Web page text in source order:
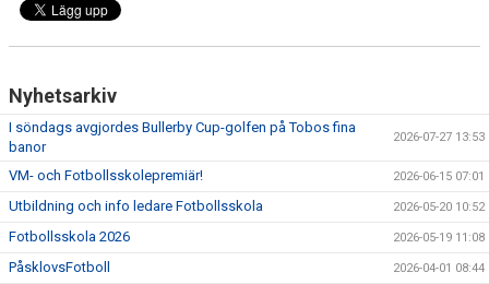
Nyhetsarkiv
I söndags avgjordes Bullerby Cup-golfen på Tobos fina
banor
2026-07-27 13:53
VM- och Fotbollsskolepremiär! 2026-06-15 07:01
Utbildning och info ledare Fotbollsskola 2026-05-20 10:52
Fotbollsskola 2026 2026-05-19 11:08
PåsklovsFotboll 2026-04-01 08:44